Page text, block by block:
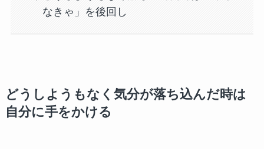
なきゃ」を後回し
どうしようもなく気分が落ち込んだ時は
自分に手をかける